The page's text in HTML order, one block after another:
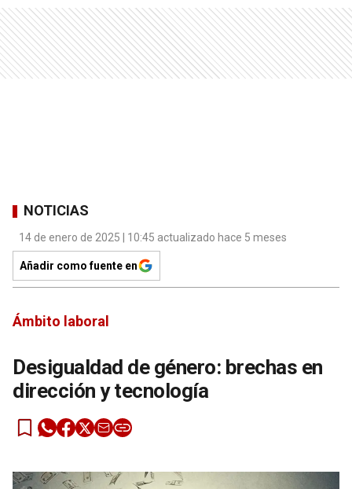
NOTICIAS
14 de enero de 2025 | 10:45 actualizado hace 5 meses
Añadir como fuente en
Ámbito laboral
Desigualdad de género: brechas en
dirección y tecnología